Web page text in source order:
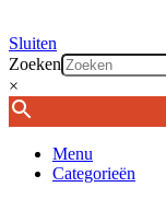
Sluiten
Zoeken
×
Menu
Categorieën